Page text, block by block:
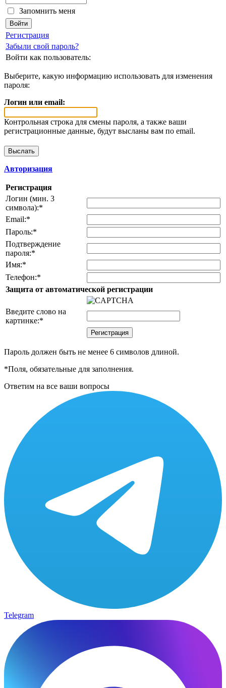
Запомнить меня
Регистрация
Забыли свой пароль?
Войти как пользователь:
Выберите, какую информацию использовать для изменения
пароля:
Логин или email:
Контрольная строка для смены пароля, а также ваши
регистрационные данные, будут высланы вам по email.
Авторизация
Регистрация
Логин (мин. 3
символа):*
Email:*
Пароль:*
Подтверждение
пароля:*
Имя:*
Телефон:*
Защита от автоматической регистрации
Введите слово на
картинке:*
Пароль должен быть не менее 6 символов длиной.
*Поля, обязательные для заполнения.
Ответим на все ваши вопросы
Telegram